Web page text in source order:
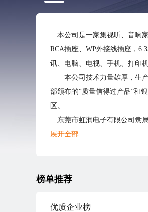
本公司是一家集视听、音响家
RCA插座、WP外接线插座，
讯、电脑、电视、手机、打印
本公司技术力量雄厚，生产
部颁布的“质量信得过产品”和
区。
东莞市虹润电子有限公司隶
路8号正阳智慧产业园2栋(全新
展开全部
榜单推荐
优质企业榜